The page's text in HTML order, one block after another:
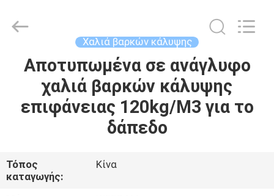
ΣΠΊΤΙ
ΠΡΟΪΌΝΤΑ
ΠΕΡΊΠΟΥ
Rights
Χαλιά βαρκών κάλυψης
Αποτυπωμένα σε ανάγλυφο
χαλιά βαρκών κάλυψης
επιφάνειας 120kg/M3 για το
δάπεδο
Τόπος
καταγωγής:
Κίνα